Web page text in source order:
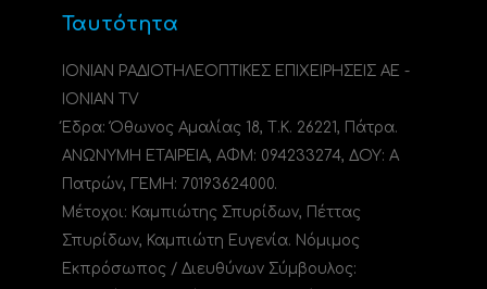
Ταυτότητα
ΙΟΝΙΑΝ ΡΑΔΙΟΤΗΛΕΟΠΤΙΚΕΣ ΕΠΙΧΕΙΡΗΣΕΙΣ ΑΕ -
IONIAN TV
Έδρα: Όθωνος Αμαλίας 18, Τ.Κ. 26221, Πάτρα.
ΑΝΩΝΥΜΗ ΕΤΑΙΡΕΙΑ, ΑΦΜ: 094233274, ΔΟΥ: A
Πατρών, ΓΕΜΗ: 70193624000.
Μέτοχοι: Καμπιώτης Σπυρίδων, Πέττας
Σπυρίδων, Καμπιώτη Ευγενία. Νόμιμος
Εκπρόσωπος / Διευθύνων Σύμβουλος: